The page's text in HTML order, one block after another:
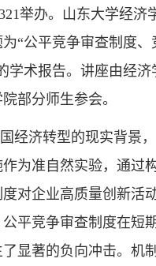
举办。山东大学经济
“公平竞争审查制度、
学术报告。讲座由经济
部分师生参会。
经济转型的现实背景
为准自然实验，通过
对企业高质量创新活
平竞争审查制度在短
显著的负向冲击。机